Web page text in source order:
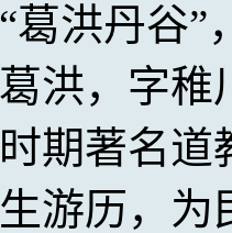
葛洪丹谷
洪，字
期著名
游历，